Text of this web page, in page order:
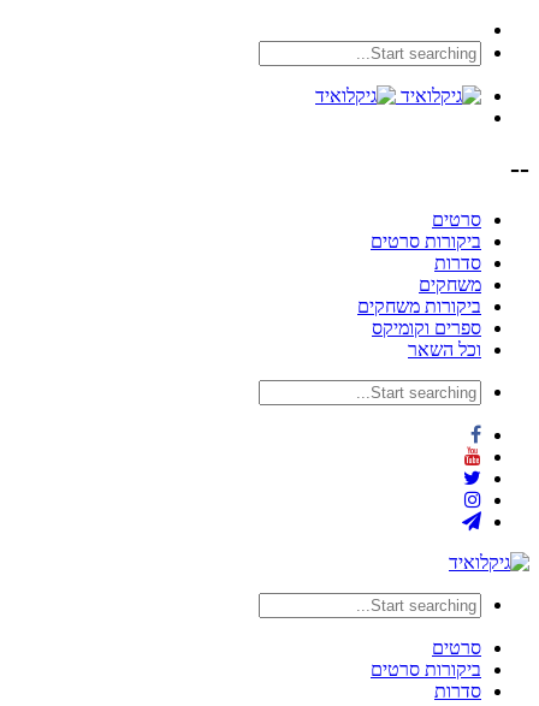
--
סרטים
ביקורות סרטים
סדרות
משחקים
ביקורות משחקים
ספרים וקומיקס
וכל השאר
סרטים
ביקורות סרטים
סדרות